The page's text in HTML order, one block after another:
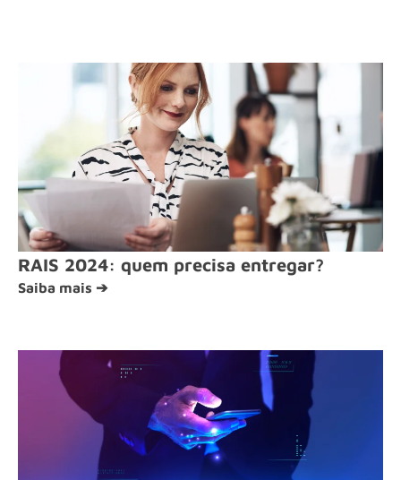
RAIS 2024: quem precisa entregar?
Saiba mais ➔